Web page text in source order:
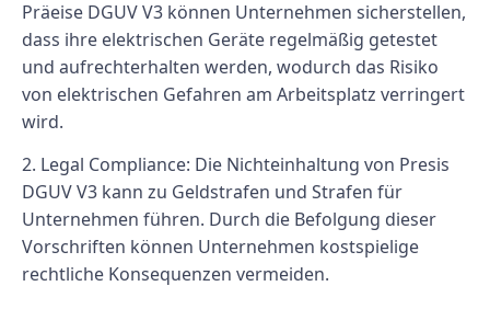
Präeise DGUV V3 können Unternehmen sicherstellen,
dass ihre elektrischen Geräte regelmäßig getestet
und aufrechterhalten werden, wodurch das Risiko
von elektrischen Gefahren am Arbeitsplatz verringert
wird.
2. Legal Compliance: Die Nichteinhaltung von Presis
DGUV V3 kann zu Geldstrafen und Strafen für
Unternehmen führen. Durch die Befolgung dieser
Vorschriften können Unternehmen kostspielige
rechtliche Konsequenzen vermeiden.